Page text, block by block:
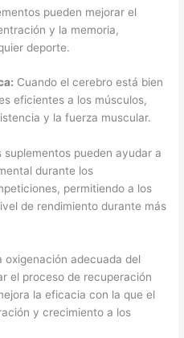
pueden mejorar el
y la memoria,
deporte.
Cuando el cerebro está bien
eficientes a los músculos,
y la fuerza muscular.
suplementos pueden ayudar a
durante los
permitiendo a los
de rendimiento durante más
oxigenación adecuada del
el proceso de recuperación
la eficacia con la que el
y crecimiento a los